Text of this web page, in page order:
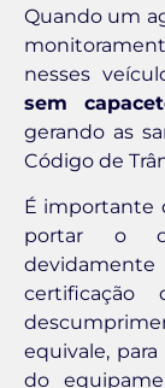
Quando um
nesses
sem
gerando as
Código de
É importante
portar o
certificação
equivale,
do